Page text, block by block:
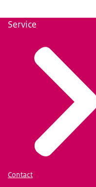
Service
Contact